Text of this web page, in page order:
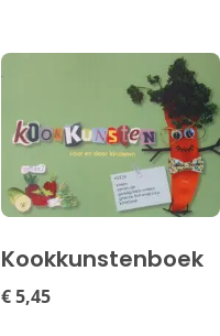
Kookkunstenboek
€5,45